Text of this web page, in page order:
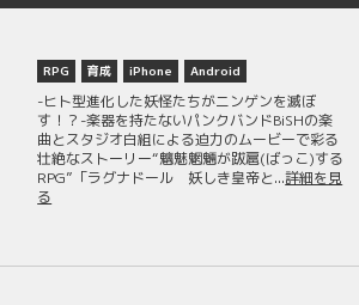
RPG 育成 iPhone Android
-ヒト型進化した妖怪たちがニンゲンを滅ぼ
す！？-楽器を持たないパンクバンドBiSHの楽
曲とスタジオ白組による迫力のムービーで彩る
壮絶なストーリー“魑魅魍魎が跋扈(ばっこ)する
RPG”「ラグナドール 妖しき皇帝と...詳細を見
る